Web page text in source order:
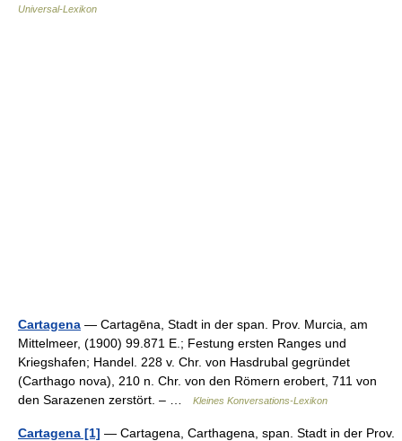
Universal-Lexikon
Cartagena — Cartagēna, Stadt in der span. Prov. Murcia, am
Mittelmeer, (1900) 99.871 E.; Festung ersten Ranges und
Kriegshafen; Handel. 228 v. Chr. von Hasdrubal gegründet
(Carthago nova), 210 n. Chr. von den Römern erobert, 711 von
den Sarazenen zerstört. – …
Kleines Konversations-Lexikon
Cartagena [1] — Cartagena, Carthagena, span. Stadt in der Prov.